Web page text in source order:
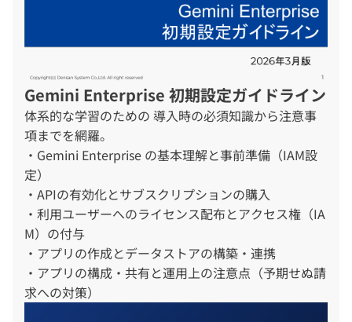
Gemini Enterprise 初期設定ガイドライン
体系的な学習のための 導入時の必須知識から注意事
項までを網羅。
・Gemini Enterprise の基本理解と事前準備（IAM設
定）
・APIの有効化とサブスクリプションの購入
・利用ユーザーへのライセンス配布とアクセス権（IA
M）の付与
・アプリの作成とデータストアの構築・連携
・アプリの構成・共有と運用上の注意点（予期せぬ請
求への対策）